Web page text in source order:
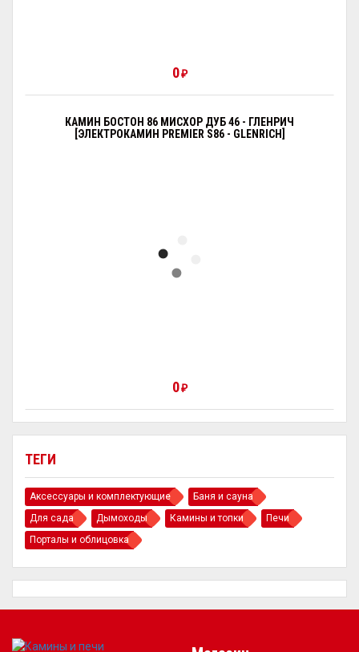
ТЕГИ
Аксессуары и комплектующие
Баня и сауна
Для сада
Дымоходы Камины и топки
Печи
Порталы и облицовка
0₽
КАМИН БОСТОН 86 МИСХОР ДУБ 46 - ГЛЕНРИЧ
[ЭЛЕКТРОКАМИН PREMIER S86 - GLENRICH]
0₽